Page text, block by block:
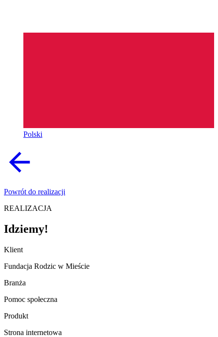
Polski
Powrót do realizacji
REALIZACJA
Idziemy!
Klient
Fundacja Rodzic w Mieście
Branża
Pomoc społeczna
Produkt
Strona internetowa